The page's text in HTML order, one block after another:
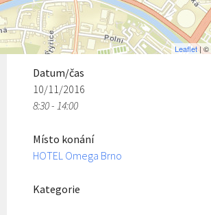
Leaflet| ©
Datum/čas
10/11/2016
8:30 - 14:00
Místo konání
HOTEL Omega Brno
Kategorie